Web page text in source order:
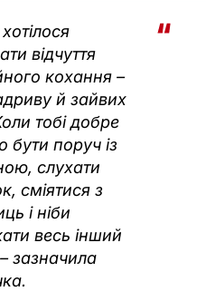
відчуття
кохання –
й зайвих
тобі добре
бути поруч із
слухати
сміятися з
і ніби
весь інший
– зазначила